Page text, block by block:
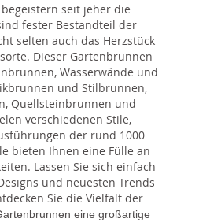
seit jeher die
fester Bestandteil der
selten auch das Herzstück
Dieser Gartenbrunnen
Wasserwände und
und Stilbrunnen,
Quellsteinbrunnen und
verschiedenen Stile,
der rund 1000
bieten Ihnen eine Fülle an
Lassen Sie sich einfach
und neuesten Trends
Sie die Vielfalt der
eine großartige